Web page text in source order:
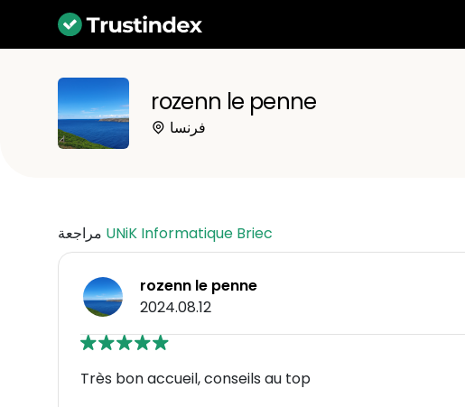
rozenn le penne
فرنسا
UNiK Informatique Briec
rozenn le penne
2024.08.12
Très bon accueil, conseils au top